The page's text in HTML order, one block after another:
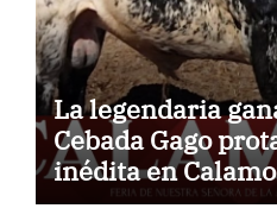
La legendaria
Cebada Gago
inédita en